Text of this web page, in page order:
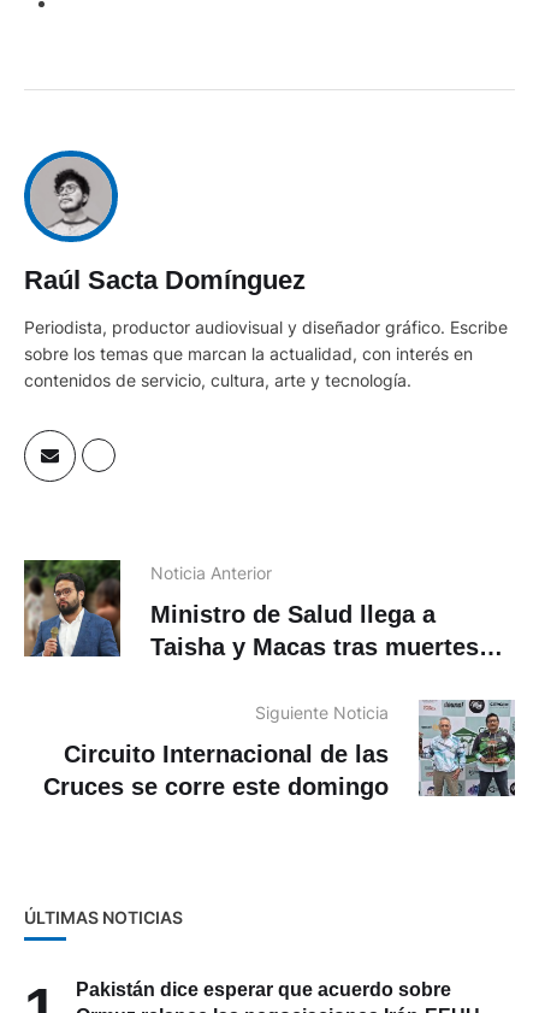
Raúl Sacta Domínguez
Periodista, productor audiovisual y diseñador gráfico. Escribe
sobre los temas que marcan la actualidad, con interés en
contenidos de servicio, cultura, arte y tecnología.
Ministro de Salud llega a
Taisha y Macas tras muertes
infantiles en condiciones
Circuito Internacional de las
Cruces se corre este domingo
1
Ormuz relance las negociaciones Irán-EEUU